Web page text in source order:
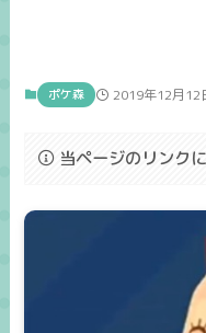
ポケ森 2019年12月12
当ページのリンク